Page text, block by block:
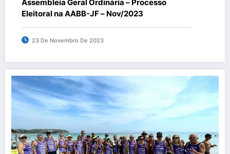
Assembleia Geral Ordinária – Processo
Eleitoral na AABB-JF – Nov/2023
23 De Novembro De 2023